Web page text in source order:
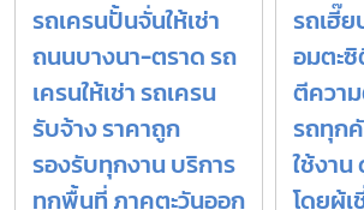
รถเครนปั้นจั่นให้เช่า
ถนนบางนา-ตราด รถ
เครนให้เช่า รถเครน
รับจ้าง ราคาถูก
รองรับทุกงาน บริการ
ทุกพื้นที่ ภาคตะวันออก
รถเฮี๊ย
อมตะ
ตีควา
รถทุก
ใช้งา
โดยผู้